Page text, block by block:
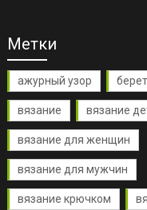
Метки
ажурный узор берет
вязание вязание
вязание для женщин
вязание для мужчин
вязание крючком